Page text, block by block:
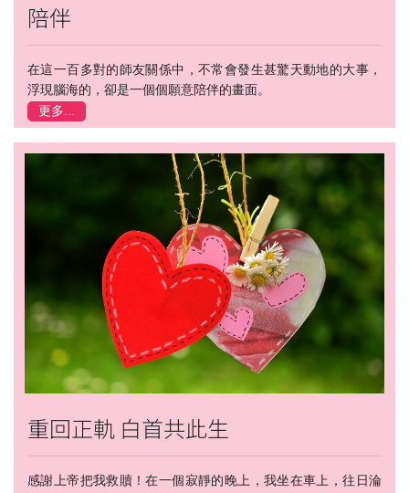
陪伴
在這一百多對的師友關係中，不常會發生甚驚天動地的大事，
浮現腦海的，卻是一個個願意陪伴的畫面。
更多...
重回正軌 白首共此生
感謝上帝把我救贖！在一個寂靜的晚上，我坐在車上，往日淪